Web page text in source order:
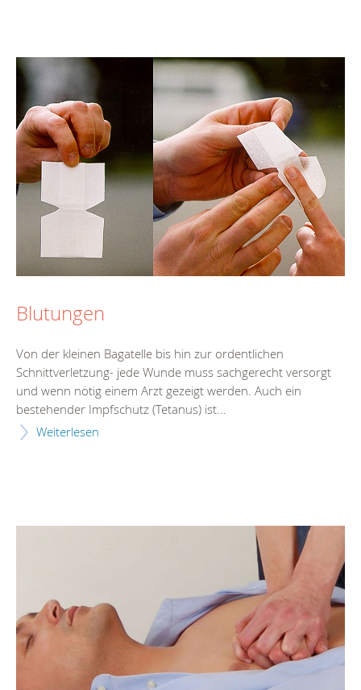
Blutungen
Von der kleinen Bagatelle bis hin zur ordentlichen
Schnittverletzung- jede Wunde muss sachgerecht versorgt
und wenn nötig einem Arzt gezeigt werden. Auch ein
bestehender Impfschutz (Tetanus) ist...
Weiterlesen